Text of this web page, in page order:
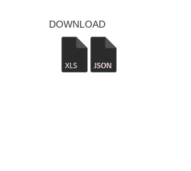
DOWNLOAD